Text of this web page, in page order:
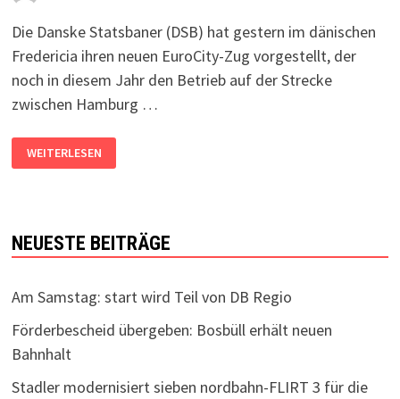
Die Danske Statsbaner (DSB) hat gestern im dänischen
Fredericia ihren neuen EuroCity-Zug vorgestellt, der
noch in diesem Jahr den Betrieb auf der Strecke
zwischen Hamburg …
PRÄSENTIERT
NEUEN
WEITERLESEN
NEUESTE BEITRÄGE
Am Samstag: start wird Teil von DB Regio
Förderbescheid übergeben: Bosbüll erhält neuen
Bahnhalt
Stadler modernisiert sieben nordbahn-FLIRT 3 für die